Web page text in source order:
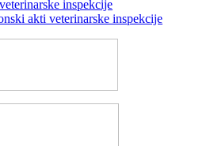
inspekcije
akti veterinarske inspekcije